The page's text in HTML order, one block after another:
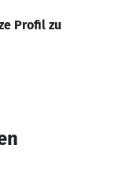
Profil zu